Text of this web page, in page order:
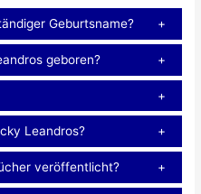
Geburtsname?
geboren?
Leandros?
veröffentlicht?